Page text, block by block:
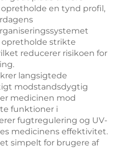
en tynd profil,
strikte
reducerer risikoen for
langsigtede
modstandsdygtig
medicinen mod
funktioner i
fugtregulering og UV-
medicinens effektivitet.
simpelt for brugere af